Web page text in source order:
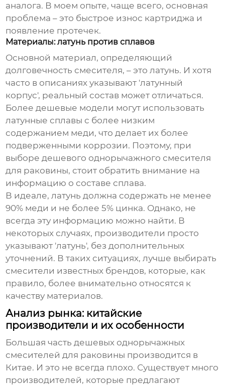
аналога. В моем опыте, чаще всего, основная
проблема – это быстрое износ картриджа и
появление протечек.
Материалы: латунь против сплавов
Основной материал, определяющий
долговечность смесителя, – это латунь. И хотя
часто в описаниях указывают 'латунный
корпус', реальный состав может отличаться.
Более дешевые модели могут использовать
латунные сплавы с более низким
содержанием меди, что делает их более
подверженными коррозии. Поэтому, при
выборедешевого однорычажного смесителя
для раковины, стоит обратить внимание на
информацию о составе сплава.
В идеале, латунь должна содержать не менее
90% меди и не более 5% цинка. Однако, не
всегда эту информацию можно найти. В
некоторых случаях, производители просто
указывают 'латунь', без дополнительных
уточнений. В таких ситуациях, лучше выбирать
смесители известных брендов, которые, как
правило, более внимательно относятся к
качеству материалов.
Анализ рынка: китайские
производители и их особенности
Большая частьдешевых однорычажных
смесителей для раковины производится в
Китае. И это не всегда плохо. Существует много
производителей, которые предлагают